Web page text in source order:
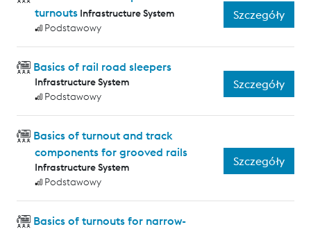
turnouts Infrastructure System
Podstawowy
Szczegóły
Basics of rail road sleepers
Infrastructure System
Podstawowy
Szczegóły
Basics of turnout and track
components for grooved rails
Infrastructure System
Podstawowy
Szczegóły
Basics of turnouts for narrow-